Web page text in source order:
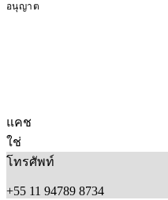
อนุญาต
แคช
ใช่
โทรศัพท์
+55 11 94789 8734